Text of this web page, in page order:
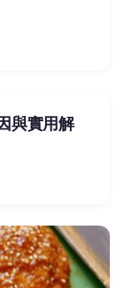
與實用解